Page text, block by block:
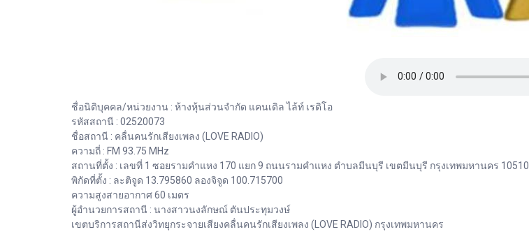
ชื่อนิติบุคคล/หน่วยงาน : ห้างหุ้นส่วนจำกัด แคนเดิล ไล้ท์ เรดิโอ
รหัสสถานี : 02520073
ชื่อสถานี : คลื่นคนรักเสียงเพลง (LOVE RADIO)
ความถี่ : FM 93.75 MHz
สถานที่ตั้ง : เลขที่ 1 ซอยรามคำแหง 170 แยก 9 ถนนรามคำแหง ตำบลมีนบุรี เขตมีนบุรี กรุงเทพมหานคร 10510
พิกัดที่ตั้ง : ละติจูด 13.795860 ลองจิจูด 100.715700
ความสูงสายอากาศ 60 เมตร
ผู้อำนวยการสถานี : นางสาวนงลักษณ์ ตันประทุมวงษ์
เขตบริการสถานีส่งวิทยุกระจายเสียงคลื่นคนรักเสียงเพลง (LOVE RADIO) กรุงเทพมหานคร